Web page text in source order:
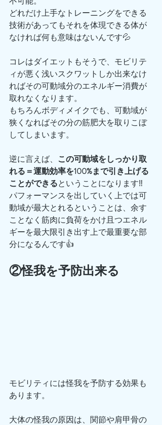
どれだけ上手なトレーニングをできる
技術があってもそれを体現できる体が
なければ何も意味はないんです💦
コレはダイエットもそうで、モビリテ
ィが悪く浅いスクワットしか出来なけ
ればその可動域分のエネルギー消費が
取れなくなります。
もちろんボディメイクでも、可動域が
狭くなればその分の筋肥大を取りこぼ
してしまいます。
逆に言えば、 この可動域をしっかり取
れる＝運動効率を100%まで引き上げる
ことができるということになります‼️
パフォーマンスを出していく上では可
動域が最大とれるということは、余す
ことなく筋肉に負荷をかけ且つエネル
ギーを最大限引き出す上で最重要な部
分になるんです👍
②怪我を予防出来る
モビリティには怪我を予防する効果も
あります。
大体の怪我の原因は、関節や肩甲骨の